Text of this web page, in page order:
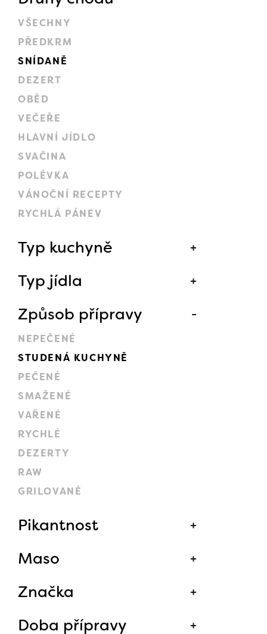
VŠECHNY
PŘEDKRM
SNÍDANĚ
DEZERT
OBĚD
VEČEŘE
HLAVNÍ JÍDLO
SVAČINA
POLÉVKA
VÁNOČNÍ RECEPTY
RYCHLÁ PÁNEV
Typ kuchyně
Typ jídla
Způsob přípravy
NEPEČENÉ
STUDENÁ KUCHYNĚ
PEČENÉ
SMAŽENÉ
VAŘENÉ
RYCHLÉ
DEZERTY
RAW
GRILOVANÉ
Pikantnost
Maso
Značka
Doba přípravy